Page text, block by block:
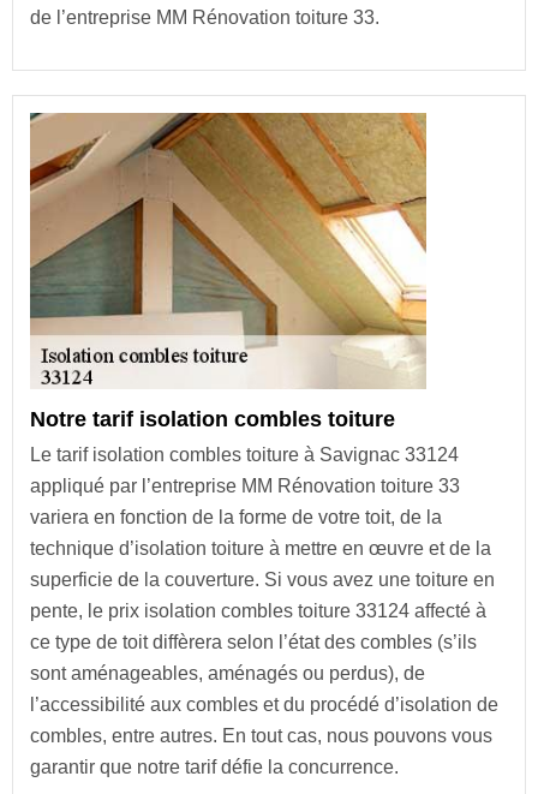
de l’entreprise MM Rénovation toiture 33.
Notre tarif isolation combles toiture
Le tarif isolation combles toiture à Savignac 33124
appliqué par l’entreprise MM Rénovation toiture 33
variera en fonction de la forme de votre toit, de la
technique d’isolation toiture à mettre en œuvre et de la
superficie de la couverture. Si vous avez une toiture en
pente, le prix isolation combles toiture 33124 affecté à
ce type de toit diffèrera selon l’état des combles (s’ils
sont aménageables, aménagés ou perdus), de
l’accessibilité aux combles et du procédé d’isolation de
combles, entre autres. En tout cas, nous pouvons vous
garantir que notre tarif défie la concurrence.